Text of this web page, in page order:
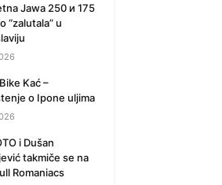
Jawa 250 и 175
“zalutala” u
Kać –
o Ipone uljima
i Dušan
takmiče se na
Romaniacs